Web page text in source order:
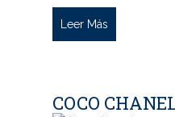
Leer Más
COCO